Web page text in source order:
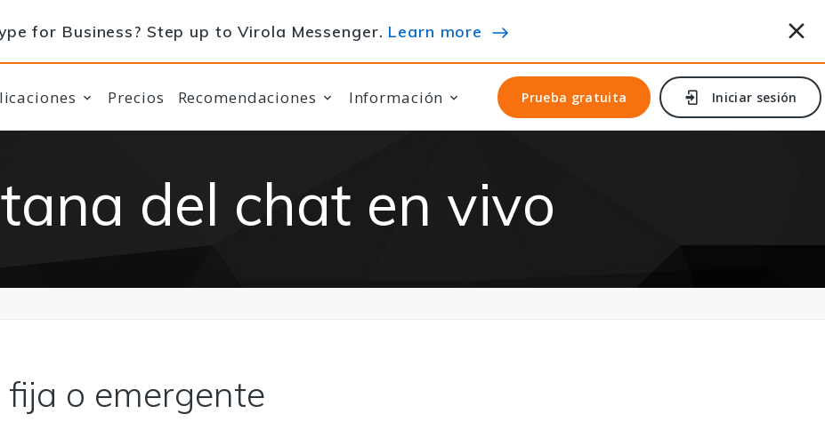
for Business? Step up to Virola Messenger. Learn more
Precios Recomendaciones Información Prueba gratuita
Prueba gratuita Iniciar sesión
Iniciar sesión
del chat en vivo
o emergente